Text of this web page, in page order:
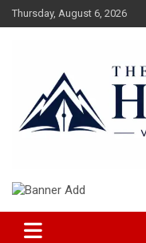
Skip
to
Thursday, August 6, 2026
The Hillpost